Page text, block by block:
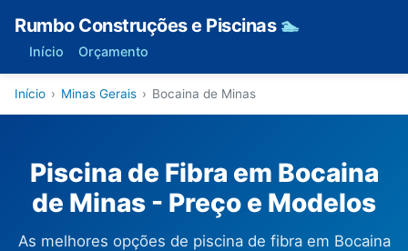
Rumbo Construções e Piscinas 🏊
Início Orçamento
Início › Minas Gerais › Bocaina de Minas
Piscina de Fibra em Bocaina
de Minas - Preço e Modelos
As melhores opções de piscina de fibra em Bocaina